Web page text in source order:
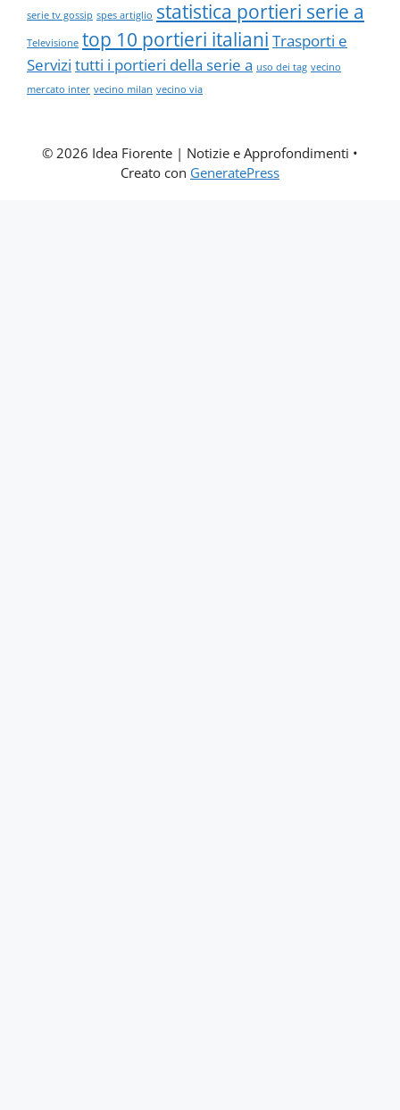
serie tv gossip spes artiglio statistica portieri serie a
Televisione top 10 portieri italiani Trasporti e
Servizi tutti i portieri della serie a uso dei tag vecino
mercato inter vecino milan vecino via
© 2026 Idea Fiorente | Notizie e Approfondimenti •
Creato con GeneratePress